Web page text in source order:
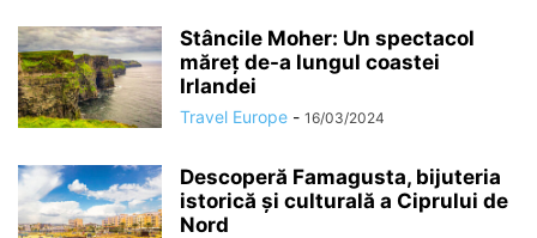
OLANDA POLONIA
SERBIA SLOVACIA SLOVENIA SPANIA SUEDIA TURCIA
UCRAINA
Stâncile Moher: Un spectacol
măreț de-a lungul coastei
Irlandei
Travel Europe - 16/03/2024
Descoperă Famagusta, bijuteria
istorică și culturală a Ciprului de
Nord